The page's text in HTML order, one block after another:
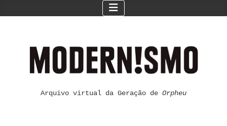
Arquivo virtual da Geração de Orpheu